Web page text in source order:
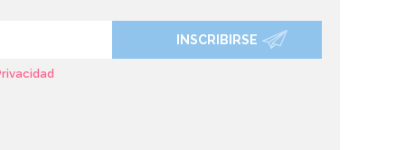
INSCRIBIRSE